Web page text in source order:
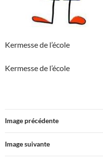
Kermesse de l’école
Kermesse de l’école
Image précédente
Image suivante